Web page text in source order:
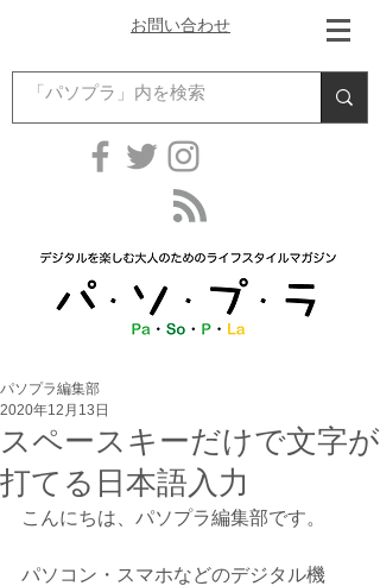
お問い合わせ
スペースキーだけで文字が
打てる日本語入力
パソプラ編集部
2020年12月13日
こんにちは、パソプラ編集部です。
パソコン・スマホなどのデジタル機